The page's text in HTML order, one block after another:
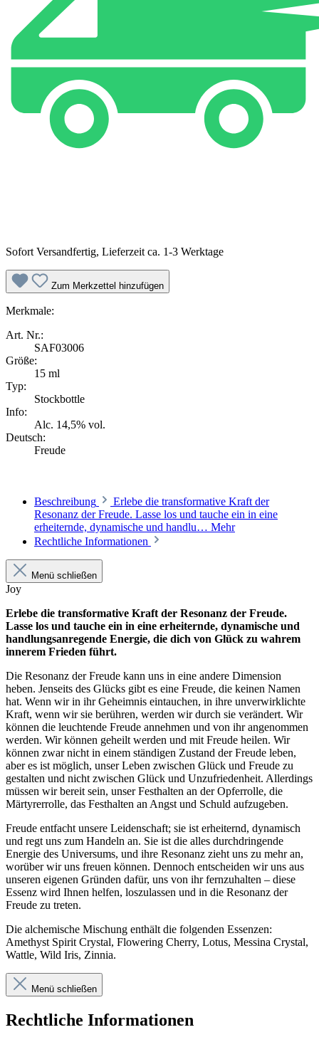
Sofort Versandfertig, Lieferzeit ca. 1-3 Werktage
Zum Merkzettel hinzufügen
Merkmale:
Art. Nr.:
SAF03006
Größe:
15 ml
Typ:
Stockbottle
Info:
Alc. 14,5% vol.
Deutsch:
Freude
Beschreibung
Erlebe die transformative Kraft der
Resonanz der Freude. Lasse los und tauche ein in eine
erheiternde, dynamische und handlu… Mehr
Rechtliche Informationen
Menü schließen
Joy
Erlebe die transformative Kraft der Resonanz der Freude.
Lasse los und tauche ein in eine erheiternde, dynamische und
handlungsanregende Energie, die dich von Glück zu wahrem
innerem Frieden führt.
Die Resonanz der Freude kann uns in eine andere Dimension
heben. Jenseits des Glücks gibt es eine Freude, die keinen Namen
hat. Wenn wir in ihr Geheimnis eintauchen, in ihre unverwirklichte
Kraft, wenn wir sie berühren, werden wir durch sie verändert. Wir
können die leuchtende Freude annehmen und von ihr angenommen
werden. Wir können geheilt werden und mit Freude heilen. Wir
können zwar nicht in einem ständigen Zustand der Freude leben,
aber es ist möglich, unser Leben zwischen Glück und Freude zu
gestalten und nicht zwischen Glück und Unzufriedenheit. Allerdings
müssen wir bereit sein, unser Festhalten an der Opferrolle, die
Märtyrerrolle, das Festhalten an Angst und Schuld aufzugeben.
Freude entfacht unsere Leidenschaft; sie ist erheiternd, dynamisch
und regt uns zum Handeln an. Sie ist die alles durchdringende
Energie des Universums, und ihre Resonanz zieht uns zu mehr an,
worüber wir uns freuen können. Dennoch entscheiden wir uns aus
unseren eigenen Gründen dafür, uns von ihr fernzuhalten – diese
Essenz wird Ihnen helfen, loszulassen und in die Resonanz der
Freude zu treten.
Die alchemische Mischung enthält die folgenden Essenzen:
Amethyst Spirit Crystal, Flowering Cherry, Lotus, Messina Crystal,
Wattle, Wild Iris, Zinnia.
Menü schließen
Rechtliche Informationen